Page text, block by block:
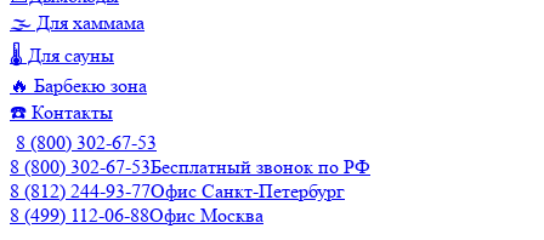
🌫️ Для хаммама
🌡️ Для сауны
🔥 Барбекю зона
☎️ Контакты
8 (800) 302-67-53
8 (800) 302-67-53Бесплатный звонок по РФ
8 (812) 244-93-77Офис Санкт-Петербург
8 (499) 112-06-88Офис Москва